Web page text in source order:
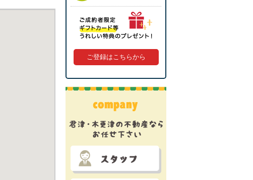
ご登録はこちらから